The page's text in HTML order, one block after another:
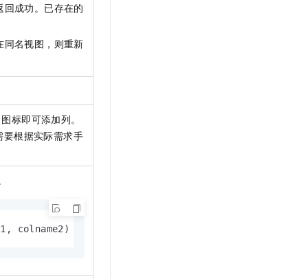
成功。已存在的
同名视图，则重新
图标即可添加列。
要根据实际需求手
colname2) as select col1, col2 from